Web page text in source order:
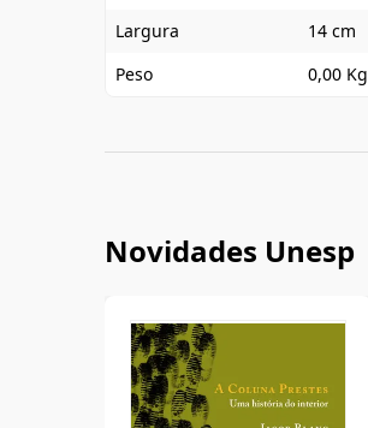
Largura
14 cm
Peso
0,00 Kg
Novidades Unesp